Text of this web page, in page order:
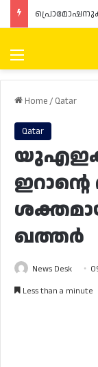
Menu
Home/ Qatar
Qatar
ഖത്തർ
News Desk
Less than a minute